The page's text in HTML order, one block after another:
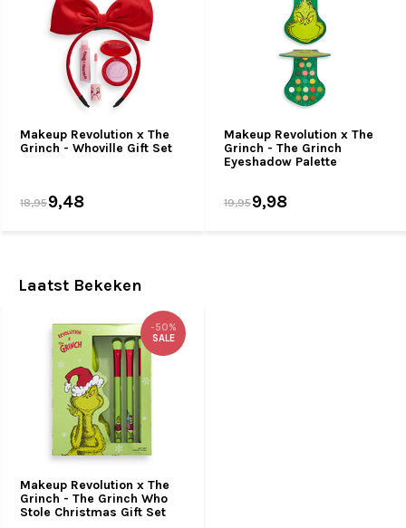
Makeup Revolution x The
Grinch - Whoville Gift Set
18,959,48
Makeup Revolution x The
Grinch - The Grinch
Eyeshadow Palette
19,959,98
Laatst Bekeken
Makeup Revolution x The
Grinch - The Grinch Who
Stole Christmas Gift Set
-50%
SALE